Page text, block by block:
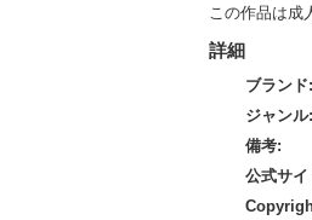
この作品は成
詳細
ブランド:
ジャンル:
備考:
公式サイ